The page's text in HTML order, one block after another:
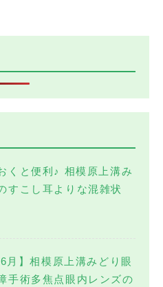
くと便利♪ 相模原上溝み
すこし耳よりな混雑状
6月】相模原上溝みどり眼
手術多焦点眼内レンズの